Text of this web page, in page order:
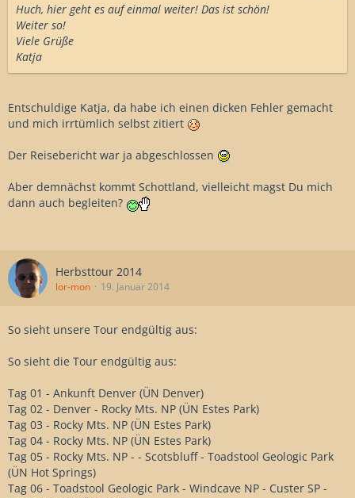
Huch, hier geht es auf einmal weiter! Das ist schön!
Weiter so!
Viele Grüße
Katja
Entschuldige Katja, da habe ich einen dicken Fehler gemacht
und mich irrtümlich selbst zitiert
Der Reisebericht war ja abgeschlossen
Aber demnächst kommt Schottland, vielleicht magst Du mich
dann auch begleiten?
Herbsttour 2014
lor-mon 19. Januar 2014
So sieht unsere Tour endgültig aus:
So sieht die Tour endgültig aus:
Tag 01 - Ankunft Denver (ÜN Denver)
Tag 02 - Denver - Rocky Mts. NP (ÜN Estes Park)
Tag 03 - Rocky Mts. NP (ÜN Estes Park)
Tag 04 - Rocky Mts. NP (ÜN Estes Park)
Tag 05 - Rocky Mts. NP - - Scotsbluff - Toadstool Geologic Park
(ÜN Hot Springs)
Tag 06 - Toadstool Geologic Park - Windcave NP - Custer SP -